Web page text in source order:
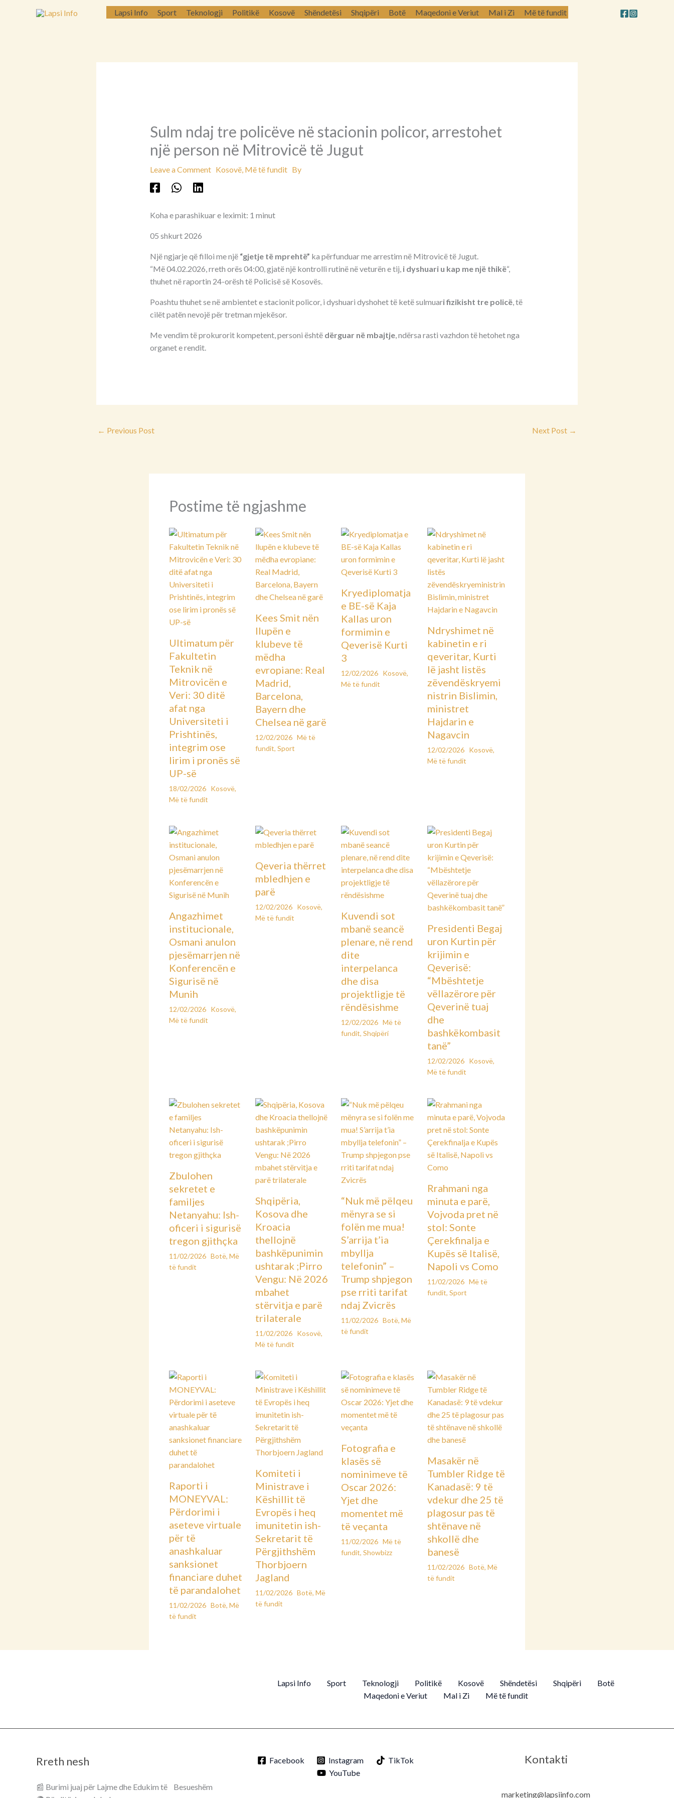
Lapsi Info Sport Teknologji Politikë Kosovë Shëndetësi Shqipëri Botë Maqedoni e Veriut Mal i Zi Më të fundit
Sulm ndaj tre policëve në stacionin policor, arrestohet
një person në Mitrovicë të Jugut
Leave a Comment Kosovë, Më të funditBy
Koha e parashikuar e leximit: 1 minut
05 shkurt 2026
Një ngjarje që filloi me një “gjetje të mprehtë” ka përfunduar me arrestim në Mitrovicë të Jugut.
“Më 04.02.2026, rreth orës 04:00, gjatë një kontrolli rutinë në veturën e tij, i dyshuari u kap me një thikë“,
thuhet në raportin 24-orësh të Policisë së Kosovës.
Poashtu thuhet se në ambientet e stacionit policor, i dyshuari dyshohet të ketë sulmuari fizikisht tre policë, të
cilët patën nevojë për tretman mjekësor.
Me vendim të prokurorit kompetent, personi është dërguar në mbajtje, ndërsa rasti vazhdon të hetohet nga
organet e rendit.
← Previous Post Next Post →
Postime të ngjashme
Ultimatum për
Fakultetin
Teknik në
Mitrovicën e
Veri: 30 ditë
afat nga
Universiteti i
Prishtinës,
integrim ose
lirim i pronës së
UP-së
18/02/2026 Kosovë,
Më të fundit
Kees Smit nën
llupën e
klubeve të
mëdha
evropiane: Real
Madrid,
Barcelona,
Bayern dhe
Chelsea në garë
12/02/2026 Më të
fundit, Sport
Kryediplomatja
e BE-së Kaja
Kallas uron
formimin e
Qeverisë Kurti
3
12/02/2026 Kosovë,
Më të fundit
Ndryshimet në
kabinetin e ri
qeveritar, Kurti
lë jasht listës
zëvendëskryemi
nistrin Bislimin,
ministret
Hajdarin e
Nagavcin
12/02/2026 Kosovë,
Më të fundit
Angazhimet
institucionale,
Osmani anulon
pjesëmarrjen në
Konferencën e
Sigurisë në
Munih
12/02/2026 Kosovë,
Më të fundit
Qeveria thërret
mbledhjen e
parë
12/02/2026 Kosovë,
Më të fundit
Kuvendi sot
mbanë seancë
plenare, në rend
dite
interpelanca
dhe disa
projektligje të
rëndësishme
12/02/2026 Më të
fundit,Shqipëri
Presidenti Begaj
uron Kurtin për
krijimin e
Qeverisë:
“Mbështetje
vëllazërore për
Qeverinë tuaj
dhe
bashkëkombasit
tanë”
12/02/2026 Kosovë,
Më të fundit
Zbulohen
sekretet e
familjes
Netanyahu: Ish-
oficeri i sigurisë
tregon gjithçka
11/02/2026 Botë, Më
të fundit
Shqipëria,
Kosova dhe
Kroacia
thellojnë
bashkëpunimin
ushtarak ;Pirro
Vengu: Në 2026
mbahet
stërvitja e parë
trilaterale
11/02/2026 Kosovë,
Më të fundit
“Nuk më pëlqeu
mënyra se si
folën me mua!
S’arrija t’ia
mbyllja
telefonin” –
Trump shpjegon
pse rriti tarifat
ndaj Zvicrës
11/02/2026 Botë,Më
të fundit
Rrahmani nga
minuta e parë,
Vojvoda pret në
stol: Sonte
Çerekfinalja e
Kupës së Italisë,
Napoli vs Como
11/02/2026 Më të
fundit, Sport
Raporti i
MONEYVAL:
Përdorimi i
aseteve virtuale
për të
anashkaluar
sanksionet
financiare duhet
të parandalohet
11/02/2026 Botë, Më
të fundit
Komiteti i
Ministrave i
Këshillit të
Evropës i heq
imunitetin ish-
Sekretarit të
Përgjithshëm
Thorbjoern
Jagland
11/02/2026 Botë, Më
të fundit
Fotografia e
klasës së
nominimeve të
Oscar 2026:
Yjet dhe
momentet më
të veçanta
11/02/2026 Më të
fundit,Showbizz
Masakër në
Tumbler Ridge të
Kanadasë: 9 të
vdekur dhe 25 të
plagosur pas të
shtënave në
shkollë dhe
banesë
11/02/2026 Botë, Më
të fundit
Lapsi Info Sport Teknologji Politikë Kosovë Shëndetësi Shqipëri
Botë
Maqedoni e Veriut
Mal i Zi Më të fundit
Rreth nesh
📰 Burimi juaj për Lajme dhe Edukim të Besueshëm
Facebook Instagram
TikTok
YouTube
Kontakti
marketing@lapsiinfo.com